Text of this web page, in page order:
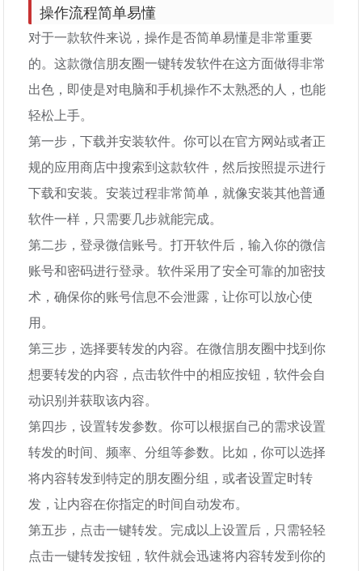
操作流程简单易懂
对于一款软件来说，操作是否简单易懂是非常重要
的。这款微信朋友圈一键转发软件在这方面做得非常
出色，即使是对电脑和手机操作不太熟悉的人，也能
轻松上手。
第一步，下载并安装软件。你可以在官方网站或者正
规的应用商店中搜索到这款软件，然后按照提示进行
下载和安装。安装过程非常简单，就像安装其他普通
软件一样，只需要几步就能完成。
第二步，登录微信账号。打开软件后，输入你的微信
账号和密码进行登录。软件采用了安全可靠的加密技
术，确保你的账号信息不会泄露，让你可以放心使
用。
第三步，选择要转发的内容。在微信朋友圈中找到你
想要转发的内容，点击软件中的相应按钮，软件会自
动识别并获取该内容。
第四步，设置转发参数。你可以根据自己的需求设置
转发的时间、频率、分组等参数。比如，你可以选择
将内容转发到特定的朋友圈分组，或者设置定时转
发，让内容在你指定的时间自动发布。
第五步，点击一键转发。完成以上设置后，只需轻轻
点击一键转发按钮，软件就会迅速将内容转发到你的